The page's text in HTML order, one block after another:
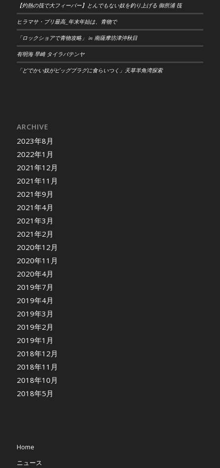
【灼熱の筏で大フィーバー】とんでもない奴を釣り上げる 御所浦 筏
ヒラマサ・ブリ最高_年末年始は、青物で
「ロックショアで青物攻略」 in 南薩摩坊津沖秋目
有明海 早崎 タイラバテンヤ
「どでかい奴がビッグプラグに食らいつく」天草羊角湾探索
ARCHIVE
2023年8月
2022年1月
2021年12月
2021年11月
2021年9月
2021年4月
2021年3月
2021年2月
2020年12月
2020年11月
2020年4月
2019年7月
2019年4月
2019年3月
2019年2月
2019年1月
2018年12月
2018年11月
2018年10月
2018年5月
Home
ニュース